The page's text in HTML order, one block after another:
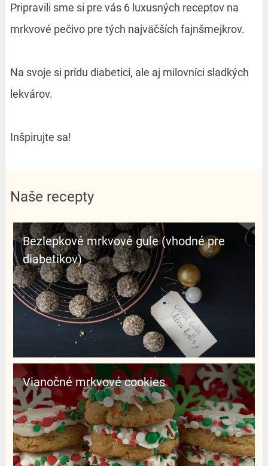
Pripravili sme si pre vás 6 luxusných receptov na
mrkvové pečivo pre tých najväčších fajnšmejkrov.
Na svoje si prídu diabetici, ale aj milovníci sladkých
lekvárov.
Inšpirujte sa!
Naše recepty
Bezlepkové mrkvové gule (vhodné pre
diabetikov)
Vianočné mrkvové cookies